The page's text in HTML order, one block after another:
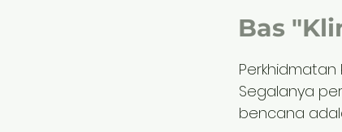
Bas
Segalanya
bencana